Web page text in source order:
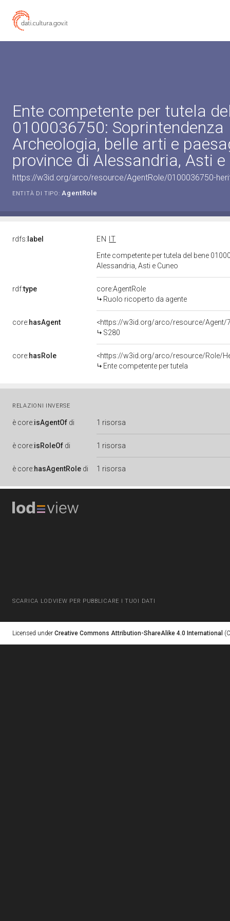
Ente competente per tutela
0100036750: Soprintendenza
Archeologia, belle arti e
province di Alessandria, Asti e
https://w3id.org/arco/resource/AgentRole/0100036750-
ENTITÀ DI TIPO: AgentRole
rdfs: label EN
IT
Ente competente per tutela del bene
Alessandria, Asti e Cuneo
rdf:type
core:AgentRole
Ruolo ricoperto da agente
core:hasAgent
<https://w3id.org/arco/resource/Agent/
S280
core:hasRole
<https://w3id.org/arco/resource/Role/
Ente competente per tutela
RELAZIONI INVERSE
è core:isAgentOf di 1 risorsa
è core:isRoleOf di 1 risorsa
è core:hasAgentRole di 1 risorsa
SCARICA LODVIEW PER PUBBLICARE I TUOI DATI
Licensed under Creative Commons Attribution-ShareAlike 4.0 International